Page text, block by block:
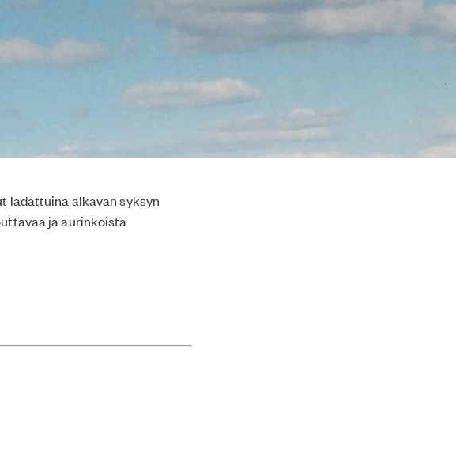
ladattuina alkavan syksyn
ja aurinkoista